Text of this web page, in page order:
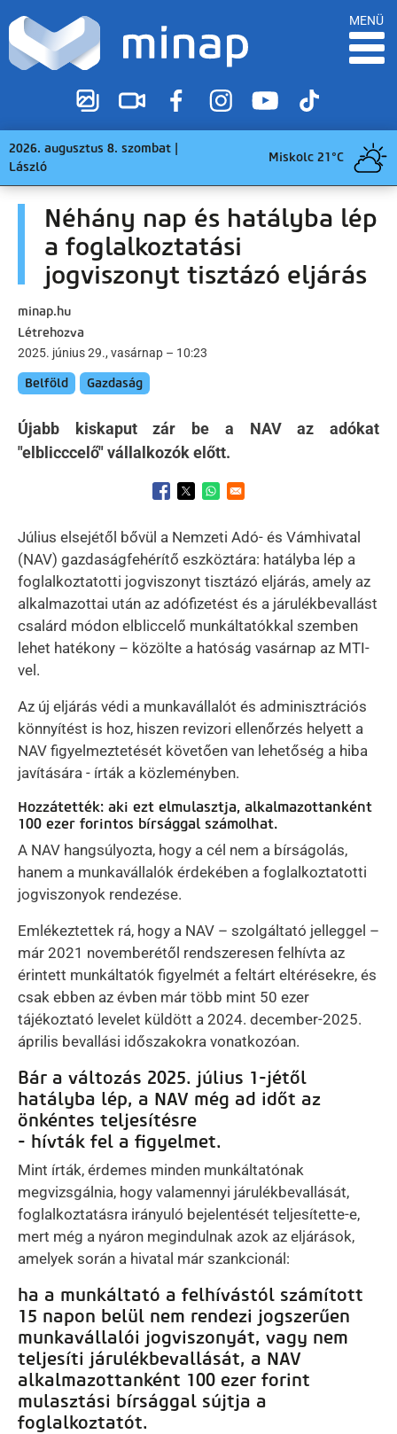
MENÜ
2026. augusztus 8. szombat |
László
Miskolc 21°C
Néhány nap és hatályba lép
a foglalkoztatási
jogviszonyt tisztázó eljárás
minap.hu
Létrehozva
2025. június 29., vasárnap – 10:23
Belföld Gazdaság
Újabb kiskaput zár be a NAV az adókat
"elblicccelő" vállalkozók előtt.
Opens in a new window
Opens in a new window
Opens in a new window
Július elsejétől bővül a Nemzeti Adó- és Vámhivatal
(NAV) gazdaságfehérítő eszköztára: hatályba lép a
foglalkoztatotti jogviszonyt tisztázó eljárás, amely az
alkalmazottai után az adófizetést és a járulékbevallást
csalárd módon elbliccelő munkáltatókkal szemben
lehet hatékony – közölte a hatóság vasárnap az MTI-
vel.
Az új eljárás védi a munkavállalót és adminisztrációs
könnyítést is hoz, hiszen revizori ellenőrzés helyett a
NAV figyelmeztetését követően van lehetőség a hiba
javítására - írták a közleményben.
Hozzátették: aki ezt elmulasztja, alkalmazottanként
100 ezer forintos bírsággal számolhat.
A NAV hangsúlyozta, hogy a cél nem a bírságolás,
hanem a munkavállalók érdekében a foglalkoztatotti
jogviszonyok rendezése.
Emlékeztettek rá, hogy a NAV – szolgáltató jelleggel –
már 2021 novemberétől rendszeresen felhívta az
érintett munkáltatók figyelmét a feltárt eltérésekre, és
csak ebben az évben már több mint 50 ezer
tájékoztató levelet küldött a 2024. december-2025.
április bevallási időszakokra vonatkozóan.
Bár a változás 2025. július 1-jétől
hatályba lép, a NAV még ad időt az
önkéntes teljesítésre
- hívták fel a figyelmet.
Mint írták, érdemes minden munkáltatónak
megvizsgálnia, hogy valamennyi járulékbevallását,
foglalkoztatásra irányuló bejelentését teljesítette-e,
mert még a nyáron megindulnak azok az eljárások,
amelyek során a hivatal már szankcionál:
ha a munkáltató a felhívástól számított
15 napon belül nem rendezi jogszerűen
munkavállalói jogviszonyát, vagy nem
teljesíti járulékbevallását, a NAV
alkalmazottanként 100 ezer forint
mulasztási bírsággal sújtja a
foglalkoztatót.